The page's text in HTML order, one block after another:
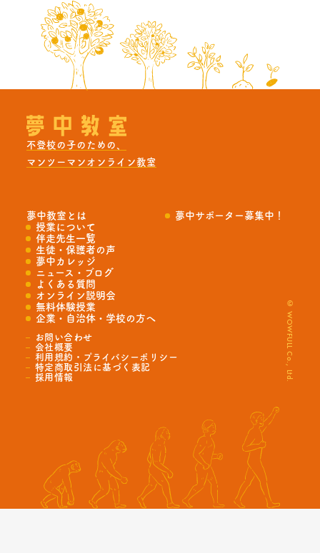
不登校の子のための、
マンツーマンオンライン教室
夢中教室とは
授業について
伴走先生一覧
生徒・保護者の声
夢中カレッジ
ニュース・ブログ
よくある質問
オンライン説明会
無料体験授業
企業・自治体・学校の方へ
夢中サポーター募集中！
お問い合わせ
会社概要
利用規約・プライバシーポリシー
特定商取引法に基づく表記
採用情報
© WOWFULL Co., Ltd.